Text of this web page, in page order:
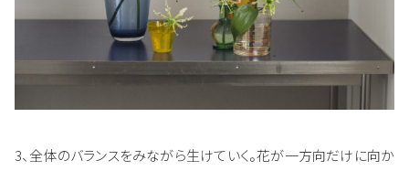
3、全体のバランスをみながら生けていく。花が一方向だけに向か